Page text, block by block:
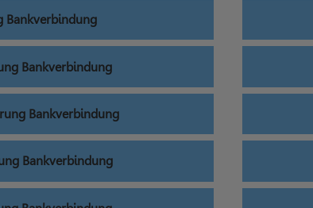
Bankverbindung
Bankverbindung
Bankverbindung
Bankverbindung